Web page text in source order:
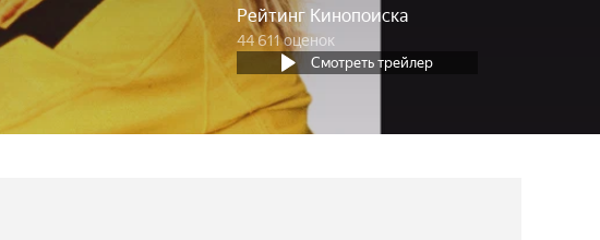
Рейтинг Кинопоиска
44 611 оценок
Смотреть трейлер